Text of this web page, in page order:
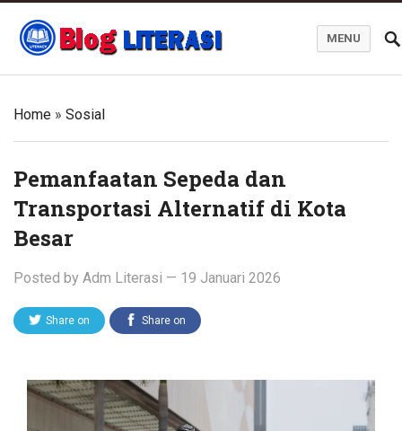
MENU
Home » Sosial
Pemanfaatan Sepeda dan
Transportasi Alternatif di Kota
Besar
Posted by Adm Literasi — 19 Januari 2026
Share on Share on